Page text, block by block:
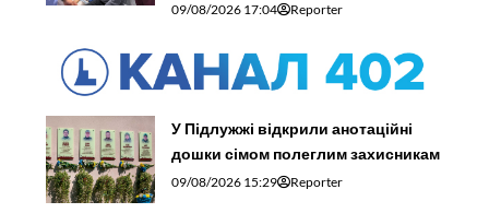
09/08/2026 17:04 Reporter
У Підлужжі відкрили анотаційні
дошки сімом полеглим захисникам
09/08/2026 15:29 Reporter